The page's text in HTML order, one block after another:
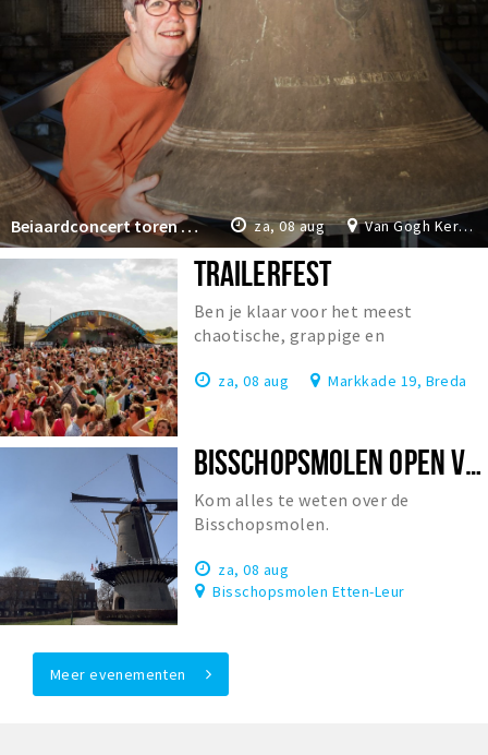
Van Gogh Kerk Etten-Leur
za, 08 aug
Beiaardconcert toren Van Gogh Kerk
TRAILERFEST
Ben je klaar voor het meest
chaotische, grappige en
Nederland?
za, 08 aug Markkade 19, Breda
BISSCHOPSMOLEN OPEN VOOR BEZOEK
Kom alles te weten over de
Bisschopsmolen.
za, 08 aug
Bisschopsmolen Etten-Leur
Meer evenementen